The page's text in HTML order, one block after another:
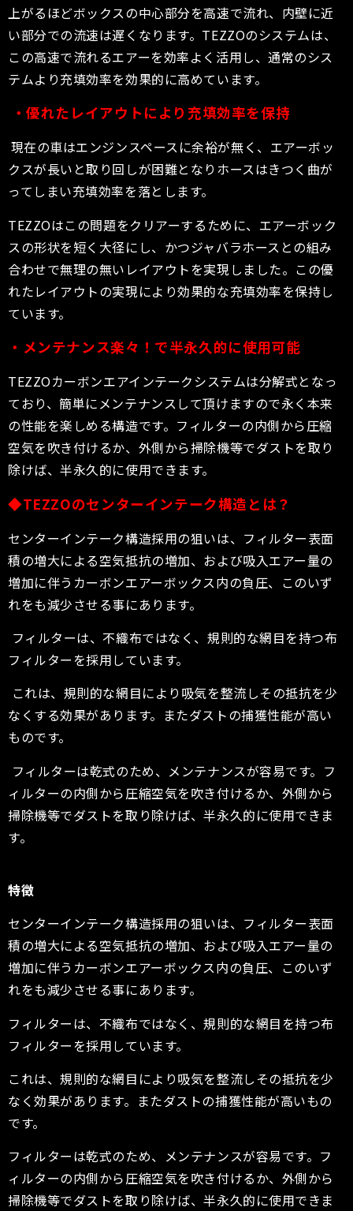
上がるほどボックスの中心部分を高速で流れ、内壁に近
い部分での流速は遅くなります。TEZZOのシステムは、
この高速で流れるエアーを効率よく活用し、通常のシス
テムより充填効率を効果的に高めています。
・優れたレイアウトにより充填効率を保持
現在の車はエンジンスペースに余裕が無く、エアーボッ
クスが長いと取り回しが困難となりホースはきつく曲が
ってしまい充填効率を落とします。
TEZZOはこの問題をクリアーするために、エアーボック
スの形状を短く大径にし、かつジャバラホースとの組み
合わせで無理の無いレイアウトを実現しました。この優
れたレイアウトの実現により効果的な充填効率を保持し
ています。
・メンテナンス楽々！で半永久的に使用可能
TEZZOカーボンエアインテークシステムは分解式となっ
ており、簡単にメンテナンスして頂けますので永く本来
の性能を楽しめる構造です。フィルターの内側から圧縮
空気を吹き付けるか、外側から掃除機等でダストを取り
除けば、半永久的に使用できます。
◆TEZZOのセンターインテーク構造とは？
センターインテーク構造採用の狙いは、フィルター表面
積の増大による空気抵抗の増加、および吸入エアー量の
増加に伴うカーボンエアーボックス内の負圧、このいず
れをも減少させる事にあります。
フィルターは、不織布ではなく、規則的な網目を持つ布
フィルターを採用しています。
これは、規則的な網目により吸気を整流しその抵抗を少
なくする効果があります。またダストの捕獲性能が高い
ものです。
フィルターは乾式のため、メンテナンスが容易です。フ
ィルターの内側から圧縮空気を吹き付けるか、外側から
掃除機等でダストを取り除けば、半永久的に使用できま
す。
特徴
センターインテーク構造採用の狙いは、フィルター表面
積の増大による空気抵抗の増加、および吸入エアー量の
増加に伴うカーボンエアーボックス内の負圧、このいず
れをも減少させる事にあります。
フィルターは、不織布ではなく、規則的な網目を持つ布
フィルターを採用しています。
これは、規則的な網目により吸気を整流しその抵抗を少
なく効果があります。またダストの捕獲性能が高いもの
です。
フィルターは乾式のため、メンテナンスが容易です。フ
ィルターの内側から圧縮空気を吹き付けるか、外側から
掃除機等でダストを取り除けば、半永久的に使用できま